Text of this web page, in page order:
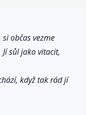
občas vezme
sůl jako vitacit,
když tak rád jí